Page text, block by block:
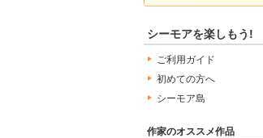
シーモアを楽しもう!
ご利用ガイド
初めての方へ
シーモア島
作家のオススメ作品